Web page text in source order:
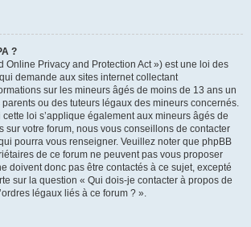
?
Online Privacy and Protection Act ») est une loi des
demande aux sites internet collectant
sur les mineurs âgés de moins de 13 ans un
ou des tuteurs légaux des mineurs concernés.
loi s’applique également aux mineurs âgés de
sur votre forum, nous vous conseillons de contacter
pourra vous renseigner. Veuillez noter que phpBB
de ce forum ne peuvent pas vous proposer
doivent donc pas être contactés à ce sujet, excepté
sur la question « Qui dois-je contacter à propos de
légaux liés à ce forum ? ».